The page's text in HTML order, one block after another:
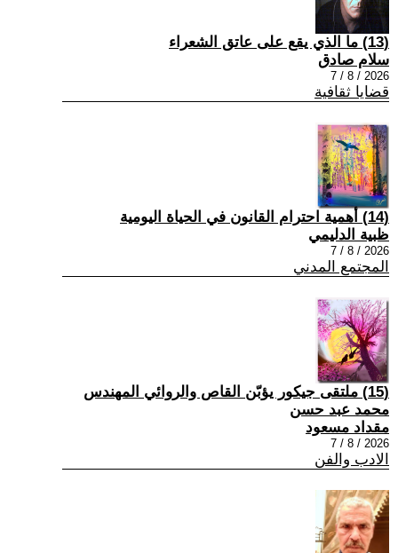
(13) ما الذي يقع على عاتق الشعراء
سلام صادق
2026 / 8 / 7
قضايا ثقافية
(14) أهمية احترام القانون في الحياة اليومية
ظبية الدليمي
2026 / 8 / 7
المجتمع المدني
(15) ملتقى جيكور يؤبّن القاص والروائي المهندس
محمد عبد حسن
مقداد مسعود
2026 / 8 / 7
الادب والفن